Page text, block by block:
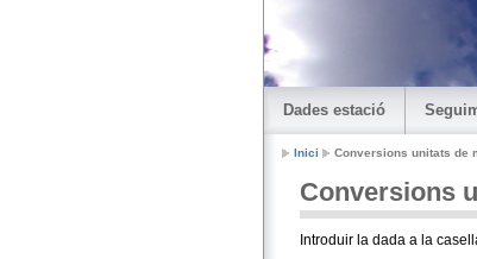
Dades estació
Inici Conversions unitats de
Conversions
Introduir la dada a la